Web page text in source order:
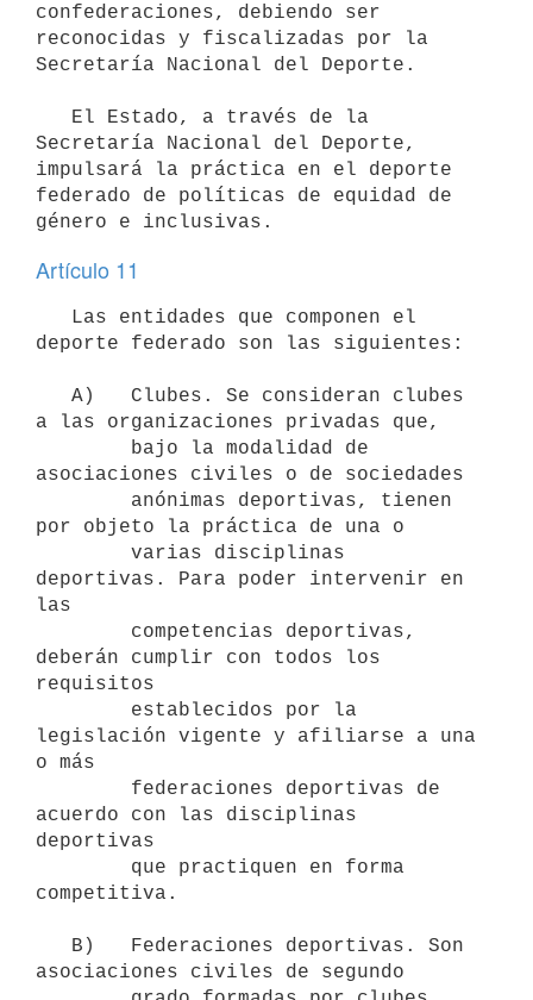
confederaciones, debiendo ser
reconocidas y fiscalizadas por la
Secretaría Nacional del Deporte.
Secretaría Nacional del Deporte,
impulsará la práctica en el deporte
federado de políticas de equidad de
Artículo 11
deporte federado son las siguientes:
a las organizaciones privadas que,
asociaciones civiles o de sociedades
por objeto la práctica de una o
deportivas. Para poder intervenir en
las
deberán cumplir con todos los
requisitos
legislación vigente y afiliarse a una
o más
acuerdo con las disciplinas
deportivas
competitiva.
asociaciones civiles de segundo